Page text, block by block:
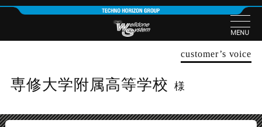
MENU
customer’s voice
専修大学附属高等学校 様